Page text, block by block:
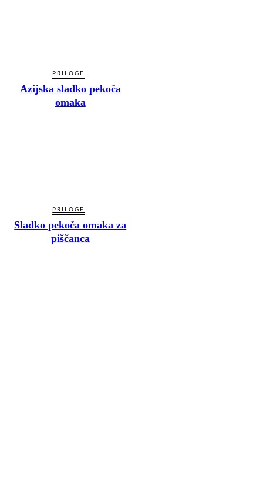
PRILOGE
Azijska sladko pekoča
omaka
PRILOGE
Sladko pekoča omaka za
piščanca